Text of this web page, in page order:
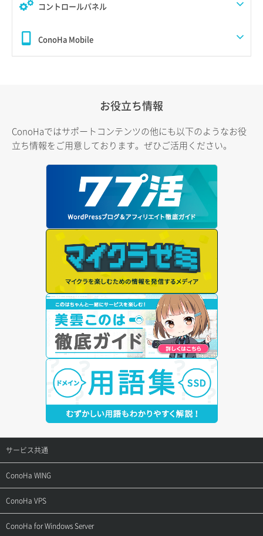
コントロールパネル
ConoHa Mobile
お役立ち情報
ConoHaではサポートコンテンツの他にも以下のようなお役
立ち情報をご用意しております。ぜひご活用ください。
サービス共通
サポートトップ
ご契約・お支払い
ConoHa WING
サポートトップ
ご利用ガイド
ConoHa VPS
サポートトップ
ConoHa for Windows Server